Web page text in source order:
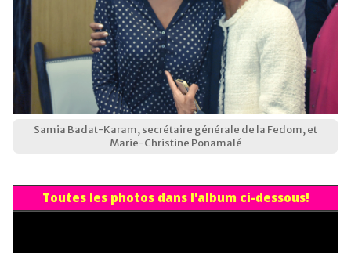
Samia Badat-Karam, secrétaire générale de la Fedom, et
Marie-Christine Ponamalé
Toutes les photos dans l'album ci-dessous!